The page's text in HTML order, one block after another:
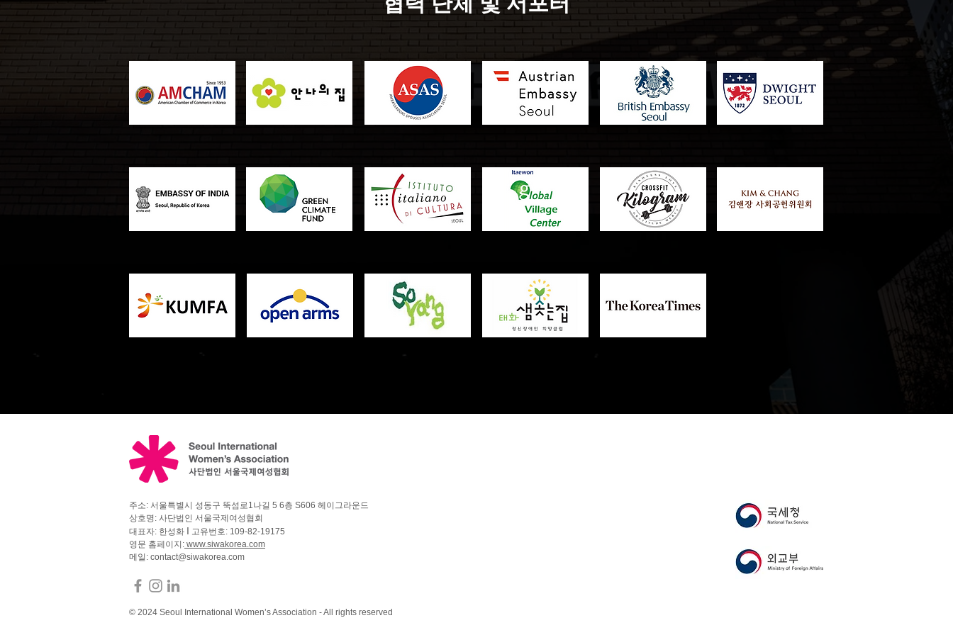
주소: 서울특별시 성동구 뚝섬로1나길 5 6층 S606 헤이그라운드
상호명: 사단법인 서울국제여성협회
대표자: 한성화 I 고유번호: 109-82-19175
영문 홈페이지: www.siwakorea.com
메일: contact@siwakorea.com
© 2024 Seoul International Women’s Association - All rights reserved